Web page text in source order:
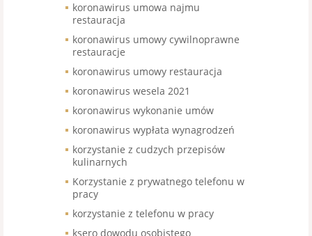
koronawirus umowa najmu
restauracja
koronawirus umowy cywilnoprawne
restauracje
koronawirus umowy restauracja
koronawirus wesela 2021
koronawirus wykonanie umów
koronawirus wypłata wynagrodzeń
korzystanie z cudzych przepisów
kulinarnych
Korzystanie z prywatnego telefonu w
pracy
korzystanie z telefonu w pracy
ksero dowodu osobistego